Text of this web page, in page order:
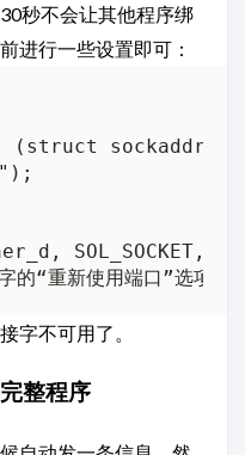
秒不会让其他程序绑
进行一些设置即可：
sockaddr *)
SOL_SOCKET,
字不可用了。
整程序